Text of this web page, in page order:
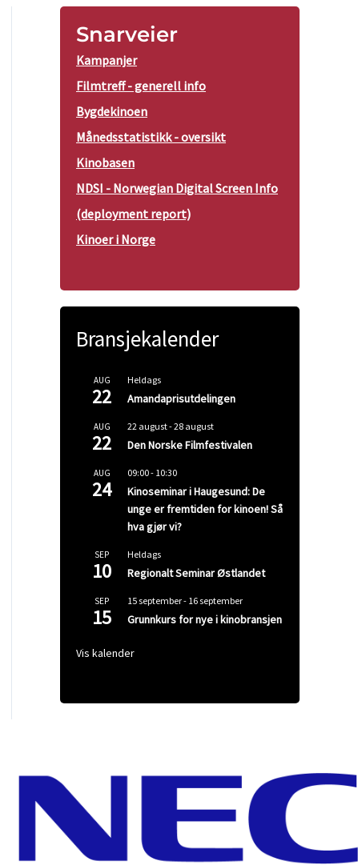
Snarveier
Kampanjer
Filmtreff - generell info
Bygdekinoen
Månedsstatistikk - oversikt
Kinobasen
NDSI - Norwegian Digital Screen Info
(deployment report)
Kinoer i Norge
Bransjekalender
AUG
22
Heldags
Amandaprisutdelingen
AUG
22
22 august-28 august
Den Norske Filmfestivalen
AUG
24
09:00- 10:30
Kinoseminar i Haugesund: De
unge er fremtiden for kinoen! Så
hva gjør vi?
SEP
10
Heldags
Regionalt Seminar Østlandet
SEP
15
15 september- 16 september
Grunnkurs for nye i kinobransjen
Vis kalender